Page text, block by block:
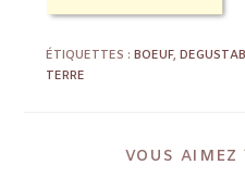
ÉTIQUETTES :BOEUF,
TERRE
VOUS AIMEZ